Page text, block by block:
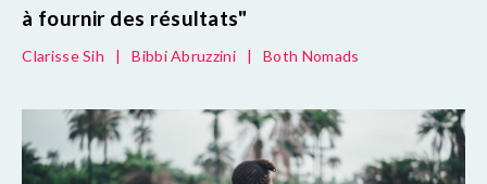
à fournir des résultats"
Clarisse Sih | Bibbi Abruzzini | Both Nomads